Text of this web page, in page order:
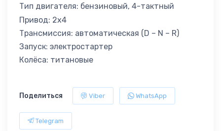
Тип двигателя: бензиновый, 4-тактный
Привод: 2x4
Трансмиссия: автоматическая (D – N – R)
Запуск: электростартер
Колёса: титановые
Поделиться Viber WhatsApp
Telegram